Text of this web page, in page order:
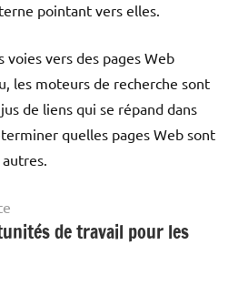
pointant vers elles.
voies vers des pages Web
les moteurs de recherche sont
de liens qui se répand dans
quelles pages Web sont
de travail pour les